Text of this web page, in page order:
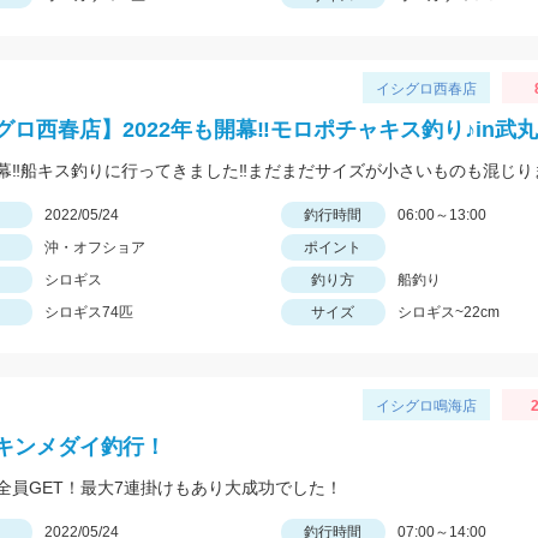
イシグロ西春店
ロ西春店】2022年も開幕‼モロポチャキス釣り♪in武
2022/05/24 釣行時間
06:00～13:00
沖・オフショア
ポイント
シロギス
釣り方
船釣り
シロギス74匹
サイズ シロギス~22cm
イシグロ鳴海店
ンメダイ釣行！
員GET！最大7連掛けもあり大成功でした！
2022/05/24 釣行時間 07:00～14:00